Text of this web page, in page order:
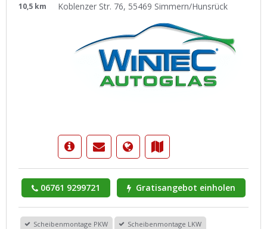
10,5 km Koblenzer Str. 76, 55469 Simmern/Hunsrück
06761 9299721 Gratisangebot einholen
Scheibenmontage PKW Scheibenmontage LKW